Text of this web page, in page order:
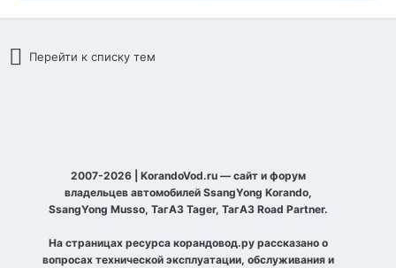
Перейти к списку тем
2007-2026 | KorandoVod.ru — сайт и форум
владельцев автомобилей SsangYong Korando,
SsangYong Musso, ТагАЗ Tager, ТагАЗ Road Partner.
На страницах ресурса корандовод.ру рассказано о
вопросах технической эксплуатации, обслуживания и